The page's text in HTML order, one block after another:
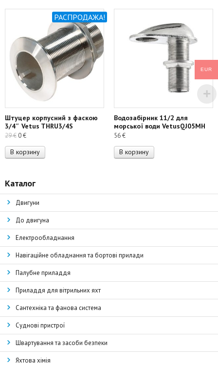
РАСПРОДАЖА!
Штуцер корпусний з фаскою
3/4″ Vetus THRU3/4S
29€ Первоначальная
цена
составляла
0€Текущая
цена:
0 €.
В корзину
Водозабірник 11/2 для
морської води VetusQJ05MH
56€
В корзину
Каталог
Двигуни
До двигуна
Електрообладнання
Навігаційне обладнання та бортові прилади
Палубне приладдя
Приладдя для вітрильних яхт
Сантехніка та фанова система
Суднові пристрої
Швартування та засоби безпеки
Яхтова хімія
EUR